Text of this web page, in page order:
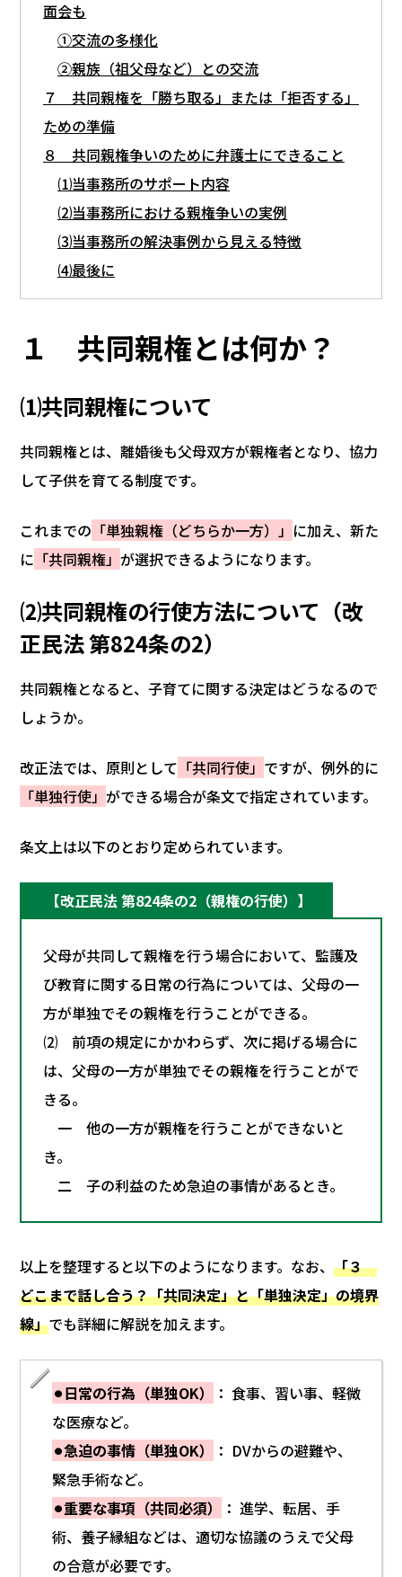
面会も
①交流の多様化
②親族（祖父母など）との交流
７ 共同親権を「勝ち取る」または「拒否する」
ための準備
８ 共同親権争いのために弁護士にできること
⑴当事務所のサポート内容
⑵当事務所における親権争いの実例
⑶当事務所の解決事例から見える特徴
⑷最後に
１ 共同親権とは何か？
⑴共同親権について
共同親権とは、離婚後も父母双方が親権者となり、協力
して子供を育てる制度です。
これまでの 「単独親権（どちらか一方）」 に加え、新た
に 「共同親権」 が選択できるようになります。
⑵共同親権の行使方法について（改
正民法 第824条の2）
共同親権となると、子育てに関する決定はどうなるので
しょうか。
改正法では、原則として 「共同行使」 ですが、例外的に
「単独行使」 ができる場合が条文で指定されています。
条文上は以下のとおり定められています。
【改正民法 第824条の2（親権の行使）】
父母が共同して親権を行う場合において、監護及
び教育に関する日常の行為については、父母の一
方が単独でその親権を行うことができる。
⑵ 前項の規定にかかわらず、次に掲げる場合に
は、父母の一方が単独でその親権を行うことがで
きる。
一 他の一方が親権を行うことができないと
き。
二 子の利益のため急迫の事情があるとき。
以上を整理すると以下のようになります。なお、 「３
どこまで話し合う？「共同決定」と「単独決定」の境界
線」でも詳細に解説を加えます。
⚫︎日常の行為（単独OK）
： 食事、習い事、軽微
な医療など。
⚫︎急迫の事情（単独OK）
： DVからの避難や、
緊急手術など。
⚫︎重要な事項（共同必須）
： 進学、転居、手
術、養子縁組などは、適切な協議のうえで父母
の合意が必要です。